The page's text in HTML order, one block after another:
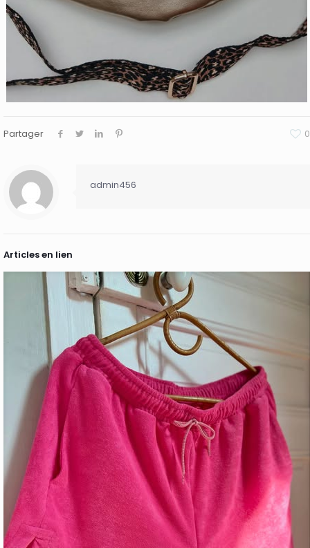
Partager 0
admin456
Articles en lien